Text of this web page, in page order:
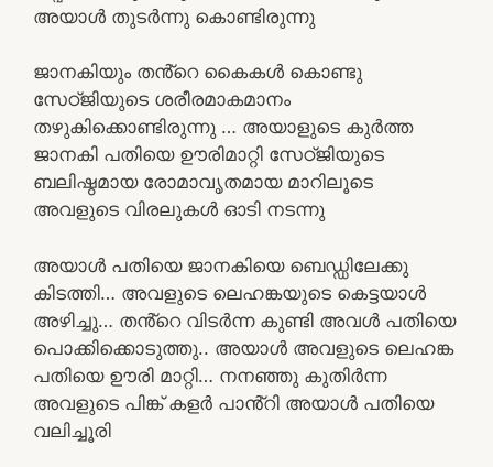
അയാൾ തുടർന്നു കൊണ്ടിരുന്നു
ജാനകിയും തൻ്റെ കൈകൾ കൊണ്ടു
സേഠ്ജിയുടെ ശരീരമാകമാനം
തഴുകിക്കൊണ്ടിരുന്നു … അയാളുടെ കുർത്ത
ജാനകി പതിയെ ഊരിമാറ്റി സേഠ്ജിയുടെ
ബലിഷ്ഠമായ രോമാവൃതമായ മാറിലൂടെ
അവളുടെ വിരലുകൾ ഓടി നടന്നു
അയാൾ പതിയെ ജാനകിയെ ബെഡ്ഡിലേക്കു
കിടത്തി… അവളുടെ ലെഹങ്കയുടെ കെട്ടയാൾ
അഴിച്ചു… തൻ്റെ വിടർന്ന കുണ്ടി അവൾ പതിയെ
പൊക്കിക്കൊടുത്തു.. അയാൾ അവളുടെ ലെഹങ്ക
പതിയെ ഊരി മാറ്റി… നനഞ്ഞു കുതിർന്ന
അവളുടെ പിങ്ക് കളർ പാൻ്റി അയാൾ പതിയെ
വലിച്ചൂരി